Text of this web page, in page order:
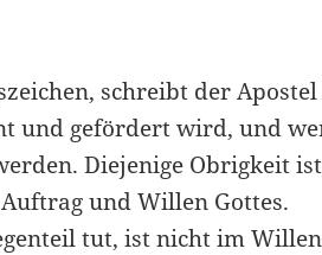
schreibt der
und gefördert wird, und
Diejenige Obrigkeit
und Willen Gottes.
tut, ist nicht im